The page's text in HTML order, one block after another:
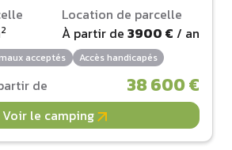
2
Location de parcelle
À partir de 3900 € / an
acceptés Accès handicapés
de 38 600 €
Voir le camping